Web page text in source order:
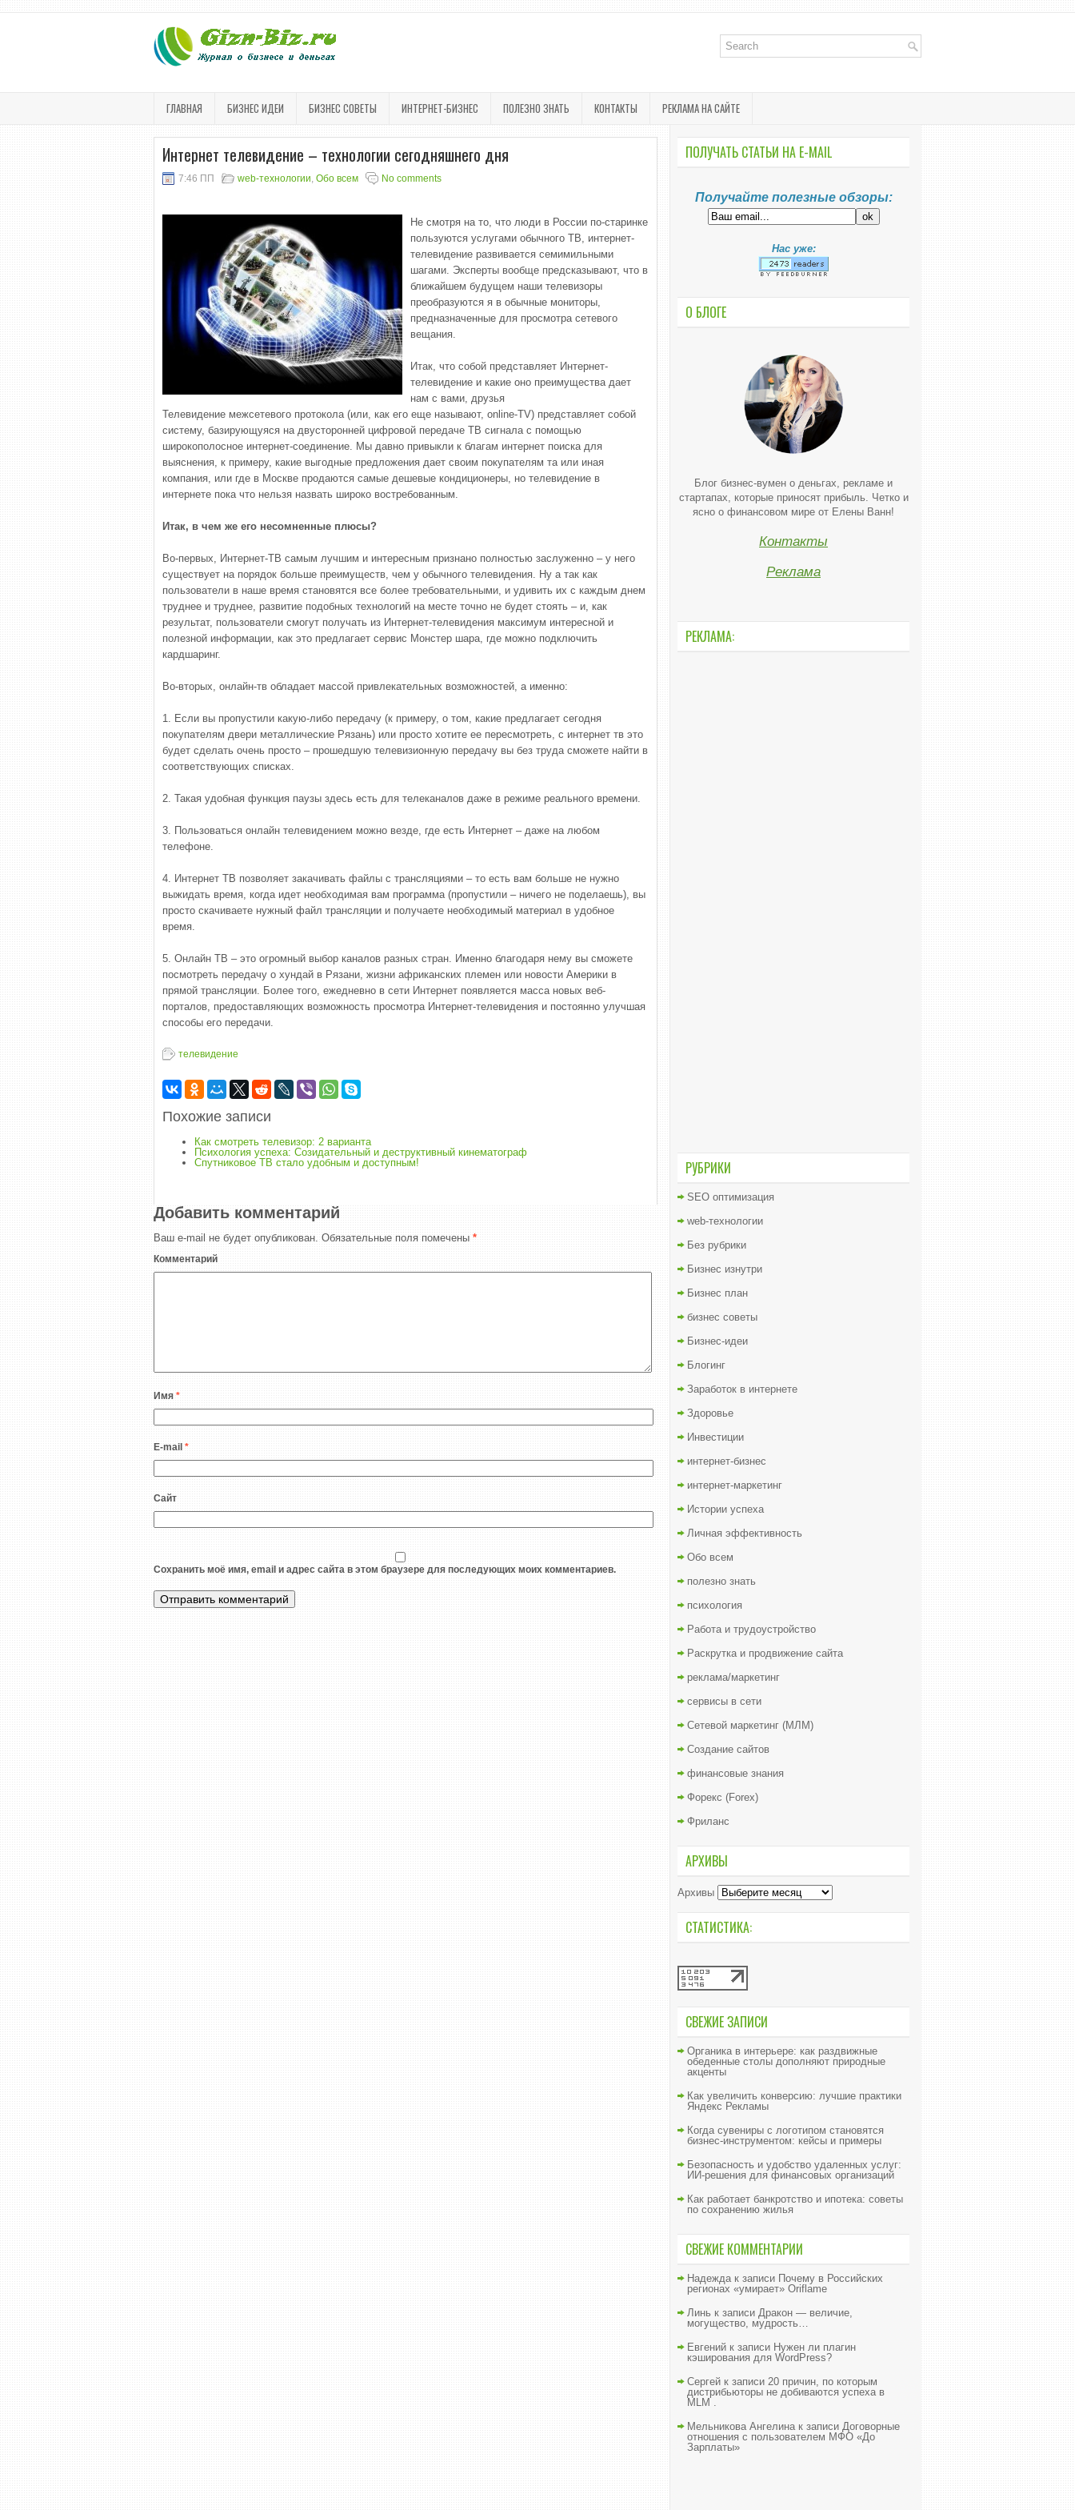
ГЛАВНАЯ БИЗНЕС ИДЕИ БИЗНЕС СОВЕТЫ ИНТЕРНЕТ-БИЗНЕС ПОЛЕЗНО ЗНАТЬ КОНТАКТЫ РЕКЛАМА НА САЙТЕ
Интернет телевидение – технологии сегодняшнего дня
7:46 ПП web-технологии, Обо всем No comments
Не смотря на то, что люди в России по-старинке
пользуются услугами обычного ТВ, интернет-
телевидение развивается семимильными
шагами. Эксперты вообще предсказывают, что в
ближайшем будущем наши телевизоры
преобразуются я в обычные мониторы,
предназначенные для просмотра сетевого
вещания.
Итак, что собой представляет Интернет-
телевидение и какие оно преимущества дает
нам с вами, друзья
Телевидение межсетевого протокола (или, как его еще называют, online-TV) представляет собой
систему, базирующуяся на двусторонней цифровой передаче ТВ сигнала с помощью
широкополосное интернет-соединение. Мы давно привыкли к благам интернет поиска для
выяснения, к примеру, какие выгодные предложения дает своим покупателям та или иная
компания, или где в Москве продаются самые дешевые кондиционеры, но телевидение в
интернете пока что нельзя назвать широко востребованным.
Итак, в чем же его несомненные плюсы?
Во-первых, Интернет-ТВ самым лучшим и интересным признано полностью заслуженно – у него
существует на порядок больше преимуществ, чем у обычного телевидения. Ну а так как
пользователи в наше время становятся все более требовательными, и удивить их с каждым днем
труднее и труднее, развитие подобных технологий на месте точно не будет стоять – и, как
результат, пользователи смогут получать из Интернет-телевидения максимум интересной и
полезной информации, как это предлагает сервис Монстер шара, где можно подключить
кардшаринг.
Во-вторых, онлайн-тв обладает массой привлекательных возможностей, а именно:
1. Если вы пропустили какую-либо передачу (к примеру, о том, какие предлагает сегодня
покупателям двери металлические Рязань) или просто хотите ее пересмотреть, с интернет тв это
будет сделать очень просто – прошедшую телевизионную передачу вы без труда сможете найти в
соответствующих списках.
2. Такая удобная функция паузы здесь есть для телеканалов даже в режиме реального времени.
3. Пользоваться онлайн телевидением можно везде, где есть Интернет – даже на любом
телефоне.
4. Интернет ТВ позволяет закачивать файлы с трансляциями – то есть вам больше не нужно
выжидать время, когда идет необходимая вам программа (пропустили – ничего не поделаешь), вы
просто скачиваете нужный файл трансляции и получаете необходимый материал в удобное
время.
5. Онлайн ТВ – это огромный выбор каналов разных стран. Именно благодаря нему вы сможете
посмотреть передачу о хундай в Рязани, жизни африканских племен или новости Америки в
прямой трансляции. Более того, ежедневно в сети Интернет появляется масса новых веб-
порталов, предоставляющих возможность просмотра Интернет-телевидения и постоянно улучшая
способы его передачи.
телевидение
Похожие записи
Как смотреть телевизор: 2 варианта
Психология успеха: Созидательный и деструктивный кинематограф
Спутниковое ТВ стало удобным и доступным!
Добавить комментарий
Ваш e-mail не будет опубликован. Обязательные поля помечены *
Комментарий
Имя *
E-mail *
Сайт
Сохранить моё имя, email и адрес сайта в этом браузере для последующих моих комментариев.
ПОЛУЧАТЬ СТАТЬИ НА E-MАIL
Получайте полезные обзоры:
Нас уже:
О БЛОГЕ
Блог бизнес-вумен о деньгах, рекламе и
стартапах, которые приносят прибыль. Четко и
ясно о финансовом мире от Елены Ванн!
Контакты
Реклама
РЕКЛАМА:
РУБРИКИ
SEO оптимизация
web-технологии
Без рубрики
Бизнес изнутри
Бизнес план
бизнес советы
Бизнес-идеи
Блогинг
Заработок в интернете
Здоровье
Инвестиции
интернет-бизнес
интернет-маркетинг
Истории успеха
Личная эффективность
Обо всем
полезно знать
психология
Работа и трудоустройство
Раскрутка и продвижение сайта
реклама/маркетинг
сервисы в сети
Сетевой маркетинг (МЛМ)
Создание сайтов
финансовые знания
Форекс (Forex)
Фриланс
АРХИВЫ
Архивы
СТАТИСТИКА:
СВЕЖИЕ ЗАПИСИ
Органика в интерьере: как раздвижные
обеденные столы дополняют природные
акценты
Как увеличить конверсию: лучшие практики
Яндекс Рекламы
Когда сувениры с логотипом становятся
бизнес-инструментом: кейсы и примеры
Безопасность и удобство удаленных услуг:
ИИ-решения для финансовых организаций
Как работает банкротство и ипотека: советы
по сохранению жилья
СВЕЖИЕ КОММЕНТАРИИ
Надеждак записи Почему в Российских
регионах «умирает» Oriflame
Линь к записи Дракон — величие,
могущество, мудрость…
Евгений к записи Нужен ли плагин
кэширования для WordPress?
Сергей к записи 20 причин, по которым
дистрибьюторы не добиваются успеха в
MLM .
Мельникова Ангелинак записи Договорные
отношения с пользователем МФО «До
Зарплаты»